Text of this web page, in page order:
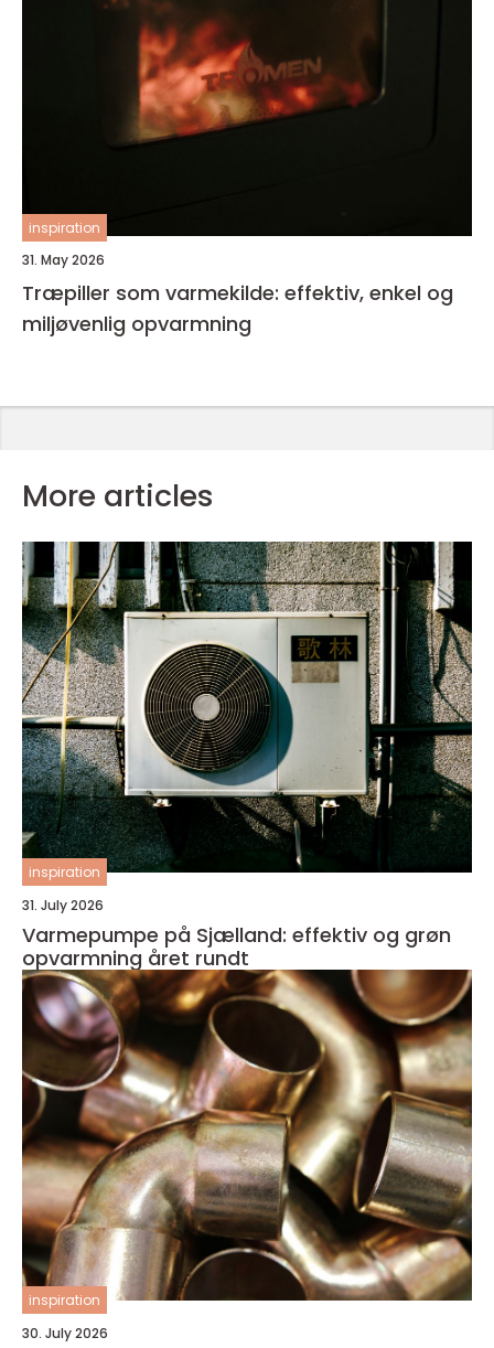
inspiration
31. May 2026
Træpiller som varmekilde: effektiv, enkel og
miljøvenlig opvarmning
More articles
inspiration
31. July 2026
Varmepumpe på Sjælland: effektiv og grøn
opvarmning året rundt
inspiration
30. July 2026